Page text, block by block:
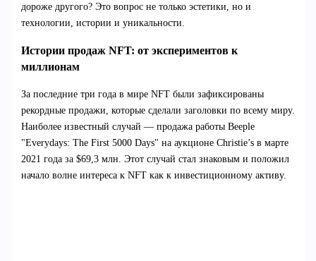
дороже другого? Это вопрос не только эстетики, но и
технологии, истории и уникальности.
Истории продаж NFT: от экспериментов к
миллионам
За последние три года в мире NFT были зафиксированы
рекордные продажи, которые сделали заголовки по всему миру.
Наиболее известный случай — продажа работы Beeple
"Everydays: The First 5000 Days" на аукционе Christie’s в марте
2021 года за $69,3 млн. Этот случай стал знаковым и положил
начало волне интереса к NFT как к инвестиционному активу.